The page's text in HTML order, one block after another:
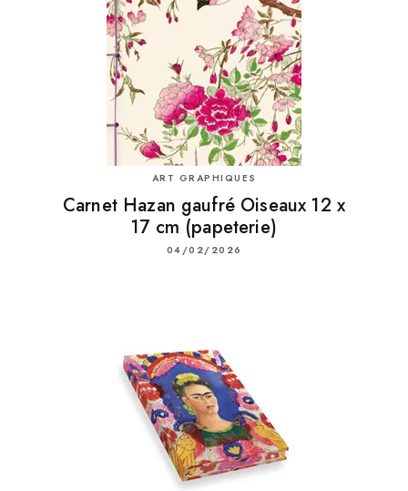
ART GRAPHIQUES
Carnet Hazan gaufré Oiseaux 12 x
17 cm (papeterie)
04/02/2026